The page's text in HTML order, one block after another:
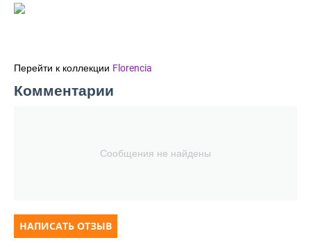
Перейти к коллекции Florencia
Комментарии
Сообщения не найдены
НАПИСАТЬ ОТЗЫВ